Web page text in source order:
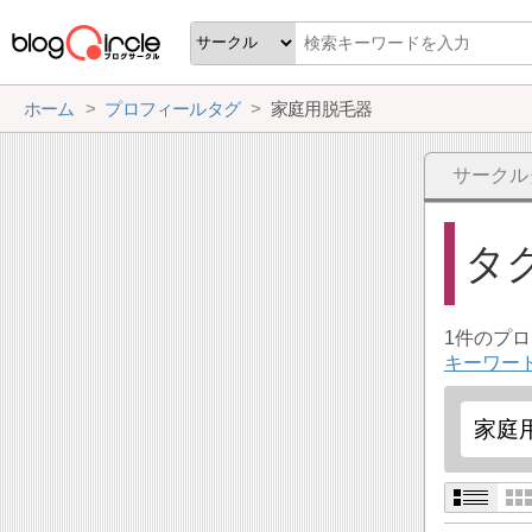
ホーム プロフィールタグ 家庭用脱毛器
サーク
タ
1件のプ
キーワー